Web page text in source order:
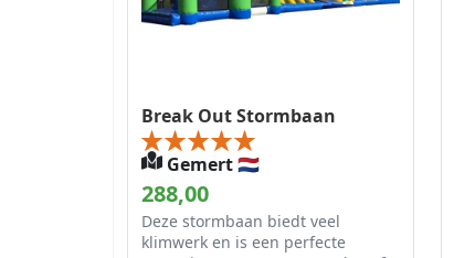
Break Out Stormbaan
Gemert 🇳🇱
288,00
Deze stormbaan biedt veel
klimwerk en is een perfecte